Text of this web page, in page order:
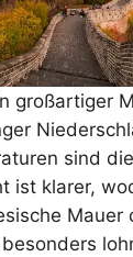
großartiger
sind
ist klarer,
Mauer